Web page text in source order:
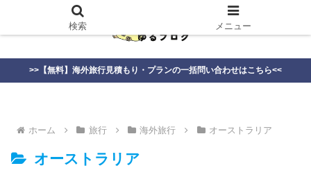
>>【無料】海外旅行見積もり・プランの一括問い合わせはこちら<<
ホーム 旅行 海外旅行 オーストラリア
オーストラリア
検索 メニュー